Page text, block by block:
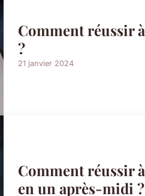
Comment réussir
?
21 janvier 2024
Comment réussir
en un après-midi ?